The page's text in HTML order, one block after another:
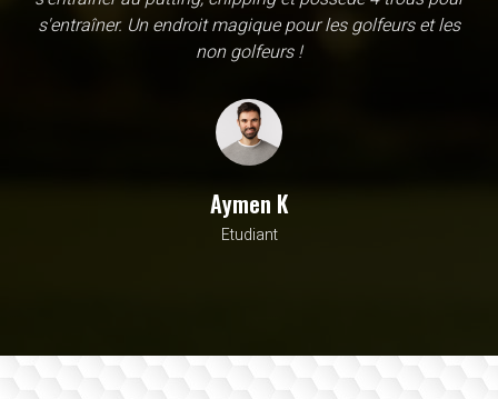
un sur herbe, des zones pour le chipping, les bumqers...
Vous y avez pensé, c'est à l'academy. Il n'y a pas assez
beauté de ce site